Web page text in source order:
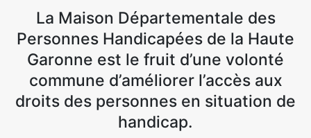
La Maison Départementale des
Personnes Handicapées de la Haute
Garonne est le fruit d’une volonté
commune d’améliorer l’accès aux
droits des personnes en situation de
handicap.